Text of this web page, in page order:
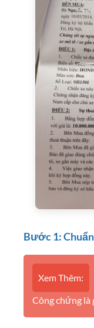
Bước 1:
Xem Thêm:
Công chứng